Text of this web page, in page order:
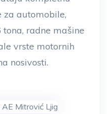
za automobile,
radne mašine
vrste motornih
nosivosti.